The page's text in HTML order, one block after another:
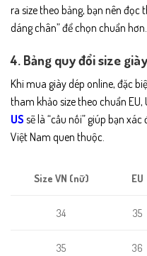
ra size theo bảng, bạn nên đọc
dáng chân” để chọn chuẩn hơn.
4. Bảng quy đổi size
Khi mua giày dép online, đặc
tham khảo size theo chuẩn EU,
US sẽ là “cầu nối” giúp bạn
Việt Nam quen thuộc.
Size VN (nữ) EU
34 35
35 36